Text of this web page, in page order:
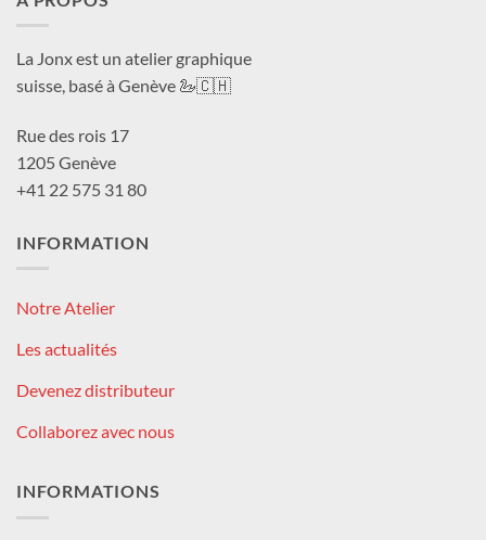
La Jonx est un atelier graphique
suisse, basé à Genève 🦢🇨🇭
Rue des rois 17
1205 Genève
+41 22 575 31 80
INFORMATION
Notre Atelier
Les actualités
Devenez distributeur
Collaborez avec nous
INFORMATIONS